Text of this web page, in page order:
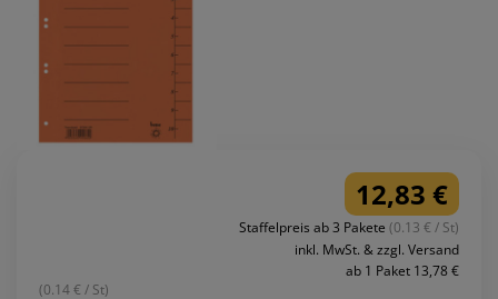
12,83 €
Staffelpreis ab 3 Pakete (0.13 € / St)
inkl. MwSt. & zzgl. Versand
ab 1 Paket 13,78 €
(0.14 € / St)